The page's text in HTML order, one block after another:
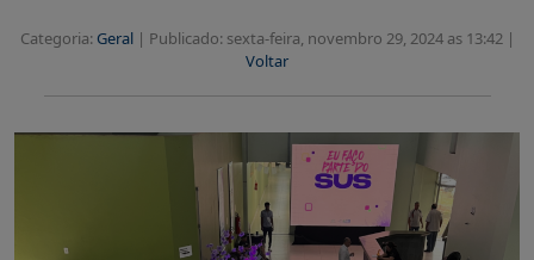
Categoria: Geral| Publicado: sexta-feira, novembro 29, 2024 as 13:42 |
Voltar